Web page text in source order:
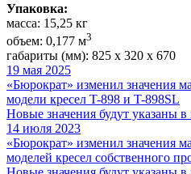
Упаковка:
масса: 15,25 кг
объем: 0,177 м3
габариты (мм): 825 х 320 х 670
19 мая 2025
«Бюрократ» изменил значения
модели кресел T-898 и T-898SL
Новые значения будут указаны
14 июля 2023
«Бюрократ» изменил значения
моделей кресел собственного